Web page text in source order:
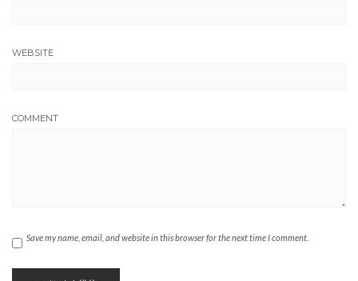
WEBSITE
COMMENT
Save my name, email, and website in this browser for the next time I comment.